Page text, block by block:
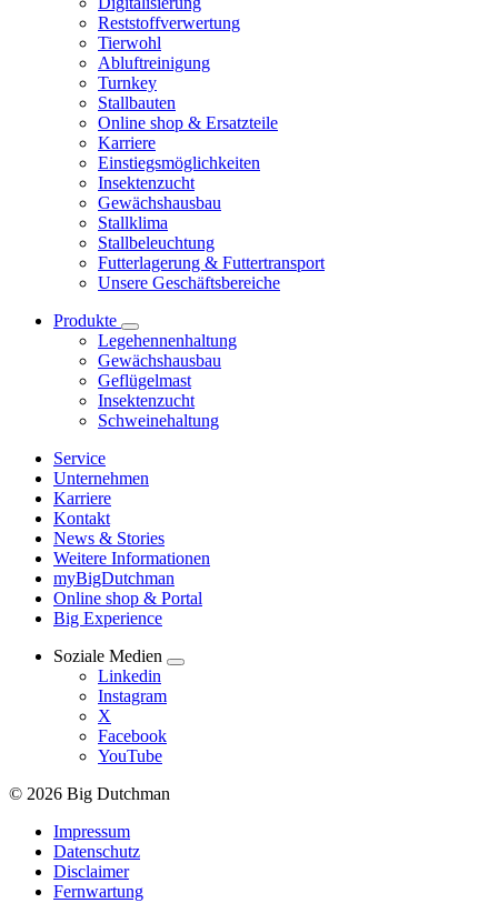
Reststoffverwertung
Tierwohl
Abluftreinigung
Turnkey
Stallbauten
Online shop & Ersatzteile
Karriere
Einstiegsmöglichkeiten
Insektenzucht
Gewächshausbau
Stallklima
Stallbeleuchtung
Futterlagerung & Futtertransport
Unsere Geschäftsbereiche
Produkte
Legehennenhaltung
Gewächshausbau
Geflügelmast
Insektenzucht
Schweinehaltung
Service
Unternehmen
Karriere
Kontakt
News & Stories
Weitere Informationen
myBigDutchman
Online shop & Portal
Big Experience
Soziale Medien
Linkedin
Instagram
X
Facebook
YouTube
© 2026 Big Dutchman
Impressum
Datenschutz
Disclaimer
Fernwartung